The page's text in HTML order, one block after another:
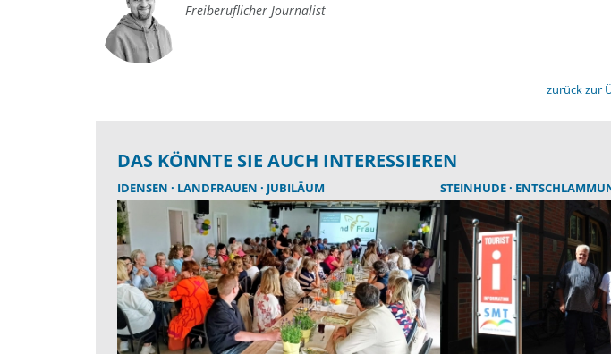
Freiberuflicher Journalist
zurück zur
DAS KÖNNTE SIE AUCH INTERESSIEREN
IDENSEN LANDFRAUEN JUBILÄUM STEINHUDE